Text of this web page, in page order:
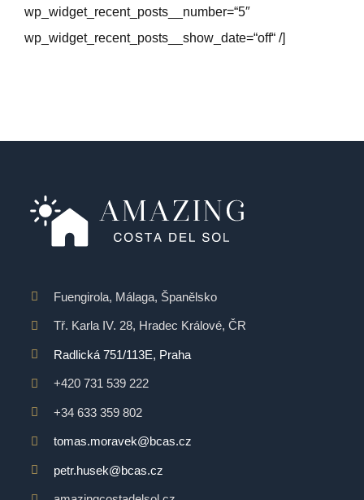
wp_widget_recent_posts__number=“5″
wp_widget_recent_posts__show_date=“off“ /]
Fuengirola, Málaga, Španělsko
Tř. Karla IV. 28, Hradec Králové, ČR
Radlická 751/113E, Praha
+420 731 539 222
+34 633 359 802
tomas.moravek@bcas.cz
petr.husek@bcas.cz